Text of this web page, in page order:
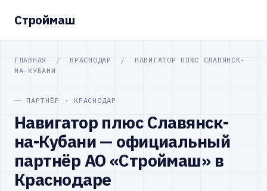
Строймаш
ГЛАВНАЯ / КРАСНОДАР /
НАВИГАТОР ПЛЮС СЛАВЯНСК-
НА-КУБАНИ
ПАРТНЁР · КРАСНОДАР
Навигатор плюс Славянск-
на-Кубани — официальный
партнёр АО «Строймаш» в
Краснодаре